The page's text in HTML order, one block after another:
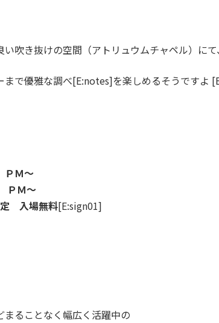
い吹き抜けの空間 （アトリュウムチャペル） にて
まで優雅な調べ[E:notes]を楽しめるそうですよ
Ｍ～
Ｍ～
入場無料[E:sign01]
ることなく幅広く活躍中の